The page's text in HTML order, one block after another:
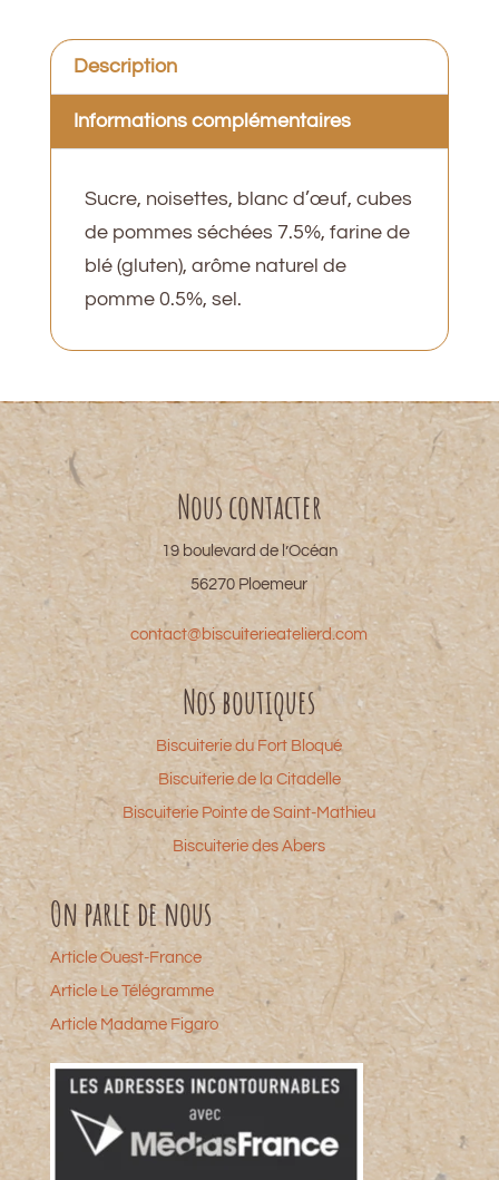
Description
Informations complémentaires
Sucre, noisettes, blanc d’œuf, cubes
de pommes séchées 7.5%, farine de
blé (gluten), arôme naturel de
pomme 0.5%, sel.
Nous contacter
19 boulevard de l’Océan
56270 Ploemeur
contact@biscuiterieatelierd.com
Nos boutiques
Biscuiterie du Fort Bloqué
Biscuiterie de la Citadelle
Biscuiterie Pointe de Saint-Mathieu
Biscuiterie des Abers
On parle de nous
Article Ouest-France
Article Le Télégramme
Article Madame Figaro